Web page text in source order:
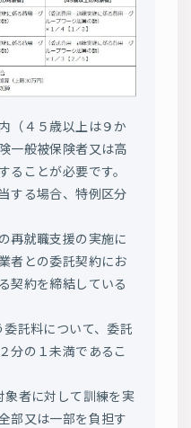
（４５歳以上は９か
一般被保険者又は高
ることが必要です。
する場合、特例区分
再就職支援の実施に
者との委託契約にお
契約を締結している
託料について、委託
分の１未満であるこ
者に対して訓練を実
部又は一部を負担す